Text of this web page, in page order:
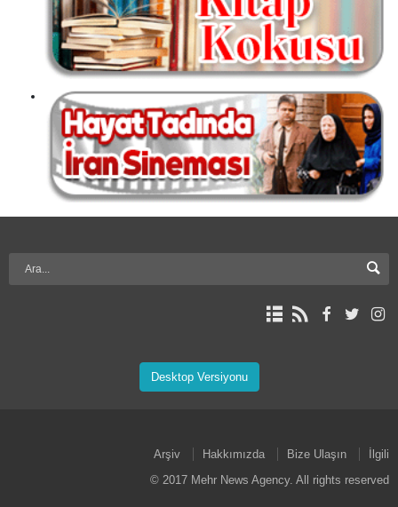
Desktop Versiyonu
Arşiv Hakkımızda Bize Ulaşın
İlgili
© 2017 Mehr News Agency. All rights reserved